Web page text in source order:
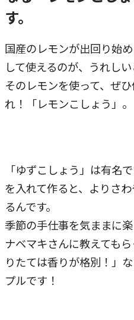
す。
国産のレモンが出回り始
して使えるのが、うれしい
そのレモンを使って、ぜ
れ！「レモンこしょう」。
「ゆずこしょう」は有名
を入れて作ると、よりさ
るんです。
季節の手仕事を気ままに
ナベマキさんに教えても
りたては香りが格別！」
プルです！